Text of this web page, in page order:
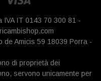
IVA IT 0143 70 300 81 -
de Amicis 59 18039 Porra -
di proprietà dei
servono unicamente per